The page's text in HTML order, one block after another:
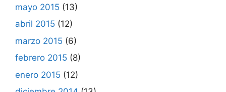
mayo 2015 (13)
abril 2015 (12)
marzo 2015 (6)
febrero 2015 (8)
enero 2015 (12)